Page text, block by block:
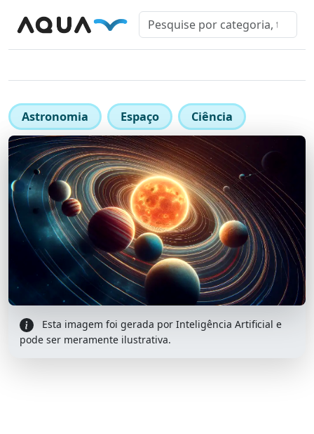
Astronomia Espaço Ciência
Esta imagem foi gerada por Inteligência Artificial e
pode ser meramente ilustrativa.